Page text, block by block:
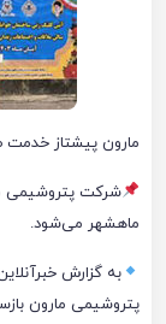
مارون پیشتاز خدمت
شرکت پتروشیمی
ماهشهر می‌شود.
به گزارش
پتروشیمی مارون